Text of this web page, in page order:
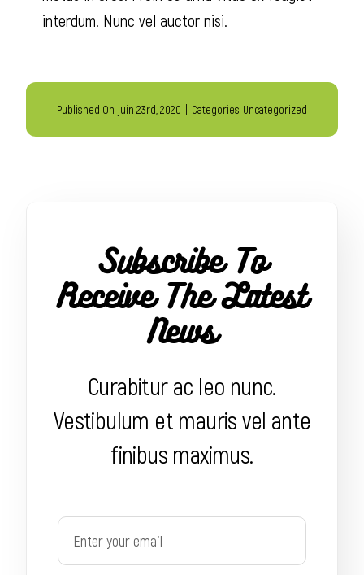
interdum. Nunc vel auctor nisi.
Published On: juin 23rd, 2020 Categories: Uncategorized
Subscribe To
Receive The Latest
News
Curabitur ac leo nunc.
Vestibulum et mauris vel ante
finibus maximus.